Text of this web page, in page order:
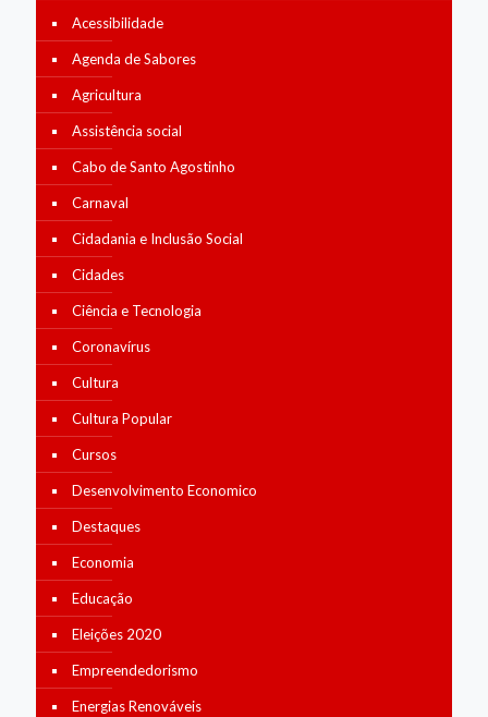
Acessibilidade
Agenda de Sabores
Agricultura
Assistência social
Cabo de Santo Agostinho
Carnaval
Cidadania e Inclusão Social
Cidades
Ciência e Tecnologia
Coronavírus
Cultura
Cultura Popular
Cursos
Desenvolvimento Economico
Destaques
Economia
Educação
Eleições 2020
Empreendedorismo
Energias Renováveis